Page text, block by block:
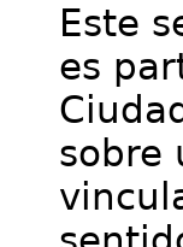
Este
es
sobre